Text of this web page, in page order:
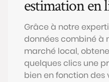
estimation en
Grâce à notre
données combiné à
marché local,
quelques clics une
bien en fonction des